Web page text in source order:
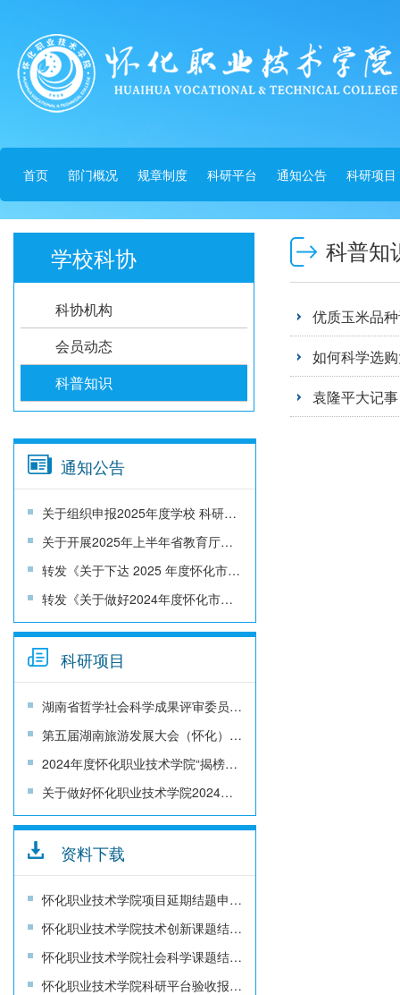
首页 部门概况 规章制度 科研平台 通知公告 科研项目
科普知
优质玉米品
如何科学选
袁隆平大记事
学校科协
科协机构
会员动态
科普知识
通知公告
关于组织申报2025年度学校 科研项目的通知
关于开展2025年上半年省教育厅科研项目结题工作的通知
转发《关于下达 2025 年度怀化市哲学社会科学成果评审委员会课题的通知》
转发《关于做好2024年度怀化市哲学社会科学成果评审委员会课题结题的通知》
科研项目
湖南省哲学社会科学成果评审委员会湖南省文化和旅游厅关于文旅融合发展研究专项课题申报的通知
第五届湖南旅游发展大会（怀化）科技专项 项目申报
2024年度怀化职业技术学院“揭榜挂帅”项目立项通知
关于做好怀化职业技术学院2024年“揭榜挂帅”项目申报的通知
资料下载
怀化职业技术学院项目延期结题申请书
怀化职业技术学院技术创新课题结题报告书
怀化职业技术学院社会科学课题结题报告书
怀化职业技术学院科研平台验收报告书